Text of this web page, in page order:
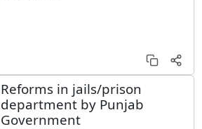
Reforms in jails/prison
department by Punjab
Government